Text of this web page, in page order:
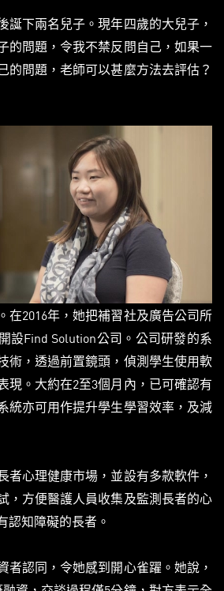
誕下兩名兒子。現年四歲的大兒子，
的問題，令我不禁反問自己，如果一
的問題，老師可以甚麼方法去評估？
在2016年，她把補習社及廣告公司所
設Find Solution公司。公司研發的系
術，透過前置鏡頭，偵測學生使用軟
現。大約在2至3個月內，已可確認有
統亦可用作提升學生學習效率，及減
者心理健康市場，並設有多款軟件，
，方便醫護人員收集及監測長者的心
認知障礙的長者。
者認同，令她感到開心雀躍。她說，